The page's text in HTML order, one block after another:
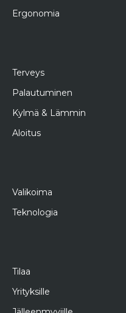
Ergonomia
Terveys
Palautuminen
Kylmä & Lämmin
Aloitus
Valikoima
Teknologia
Tilaa
Yrityksille